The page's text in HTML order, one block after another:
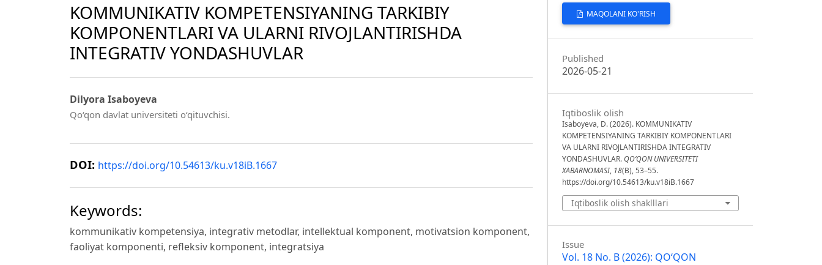
KOMMUNIKATIV KOMPETENSIYANING TARKIBIY
KOMPONENTLARI VA ULARNI RIVOJLANTIRISHDA
INTEGRATIV YONDASHUVLAR
Dilyora Isaboyeva
Qo‘qon davlat universiteti o‘qituvchisi.
DOI: https://doi.org/10.54613/ku.v18iB.1667
Keywords:
kommunikativ kompetensiya, integrativ metodlar, intellektual komponent, motivatsion komponent,
faoliyat komponenti, refleksiv komponent, integratsiya
MAQOLANI KO'RISH
Published
2026-05-21
Iqtiboslik olish
Isaboyeva, D. (2026). KOMMUNIKATIV
KOMPETENSIYANING TARKIBIY KOMPONENTLARI
VA ULARNI RIVOJLANTIRISHDA INTEGRATIV
YONDASHUVLAR. QO‘QON UNIVERSITETI
XABARNOMASI, 18(B), 53–55.
https://doi.org/10.54613/ku.v18iB.1667
Iqtiboslik olish shaklllari
Issue
Vol. 18 No. B (2026): QO‘QON